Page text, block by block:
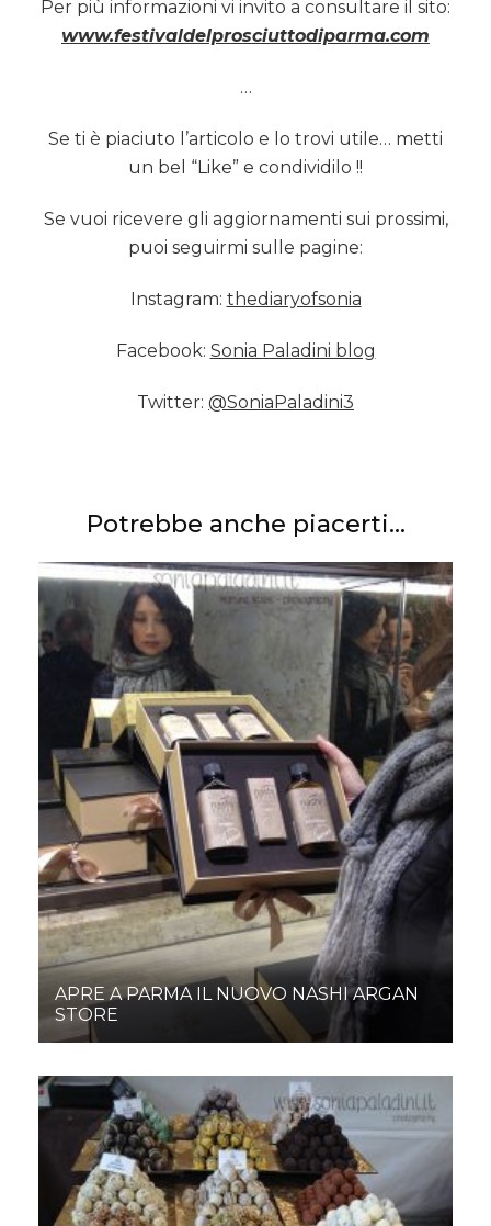
Per più informazioni vi invito a consultare il sito:
www.festivaldelprosciuttodiparma.com
…
Se ti è piaciuto l’articolo e lo trovi utile… metti
un bel “Like” e condividilo !!
Se vuoi ricevere gli aggiornamenti sui prossimi,
puoi seguirmi sulle pagine:
Instagram: thediaryofsonia
Facebook: Sonia Paladini blog
Twitter: @SoniaPaladini3
Potrebbe anche piacerti...
APRE A PARMA IL NUOVO NASHI ARGAN
STORE